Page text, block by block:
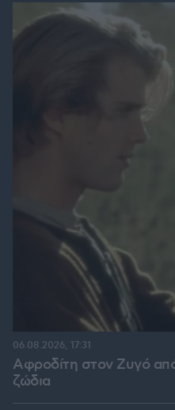
Αφροδίτη στον Ζυγό
ζώδια
06.08.2026, 17:31